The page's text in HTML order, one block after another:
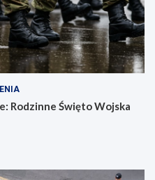
Rodzinne Święto Wojska